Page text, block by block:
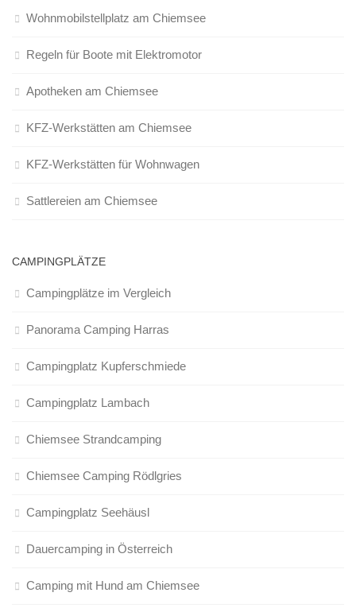
Wohnmobilstellplatz am Chiemsee
Regeln für Boote mit Elektromotor
Apotheken am Chiemsee
KFZ-Werkstätten am Chiemsee
KFZ-Werkstätten für Wohnwagen
Sattlereien am Chiemsee
CAMPINGPLÄTZE
Campingplätze im Vergleich
Panorama Camping Harras
Campingplatz Kupferschmiede
Campingplatz Lambach
Chiemsee Strandcamping
Chiemsee Camping Rödlgries
Campingplatz Seehäusl
Dauercamping in Österreich
Camping mit Hund am Chiemsee